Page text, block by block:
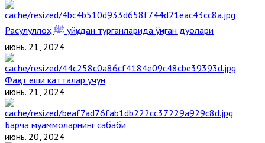
Расулуллоҳ ﷺ уйқудан турганларида ўқиган дуолари
июнь. 21, 2024
Фақат ёши катталар учун
июнь. 21, 2024
Барча муаммоларнинг сабаби
июнь. 20, 2024